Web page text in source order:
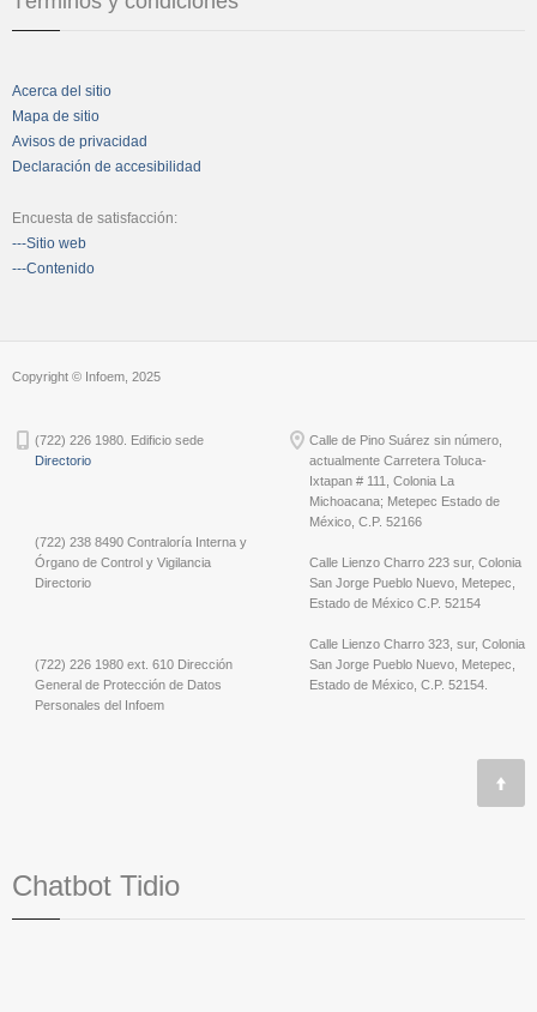
Acerca del sitio
Mapa de sitio
Avisos de privacidad
Declaración de accesibilidad
Encuesta de satisfacción:
---Sitio web
---Contenido
Copyright © Infoem, 2025
(722) 226 1980. Edificio sede
Directorio
(722) 238 8490 Contraloría Interna y
Órgano de Control y Vigilancia
Directorio
(722) 226 1980 ext. 610 Dirección
General de Protección de Datos
Personales del Infoem
Calle de Pino Suárez sin número,
actualmente Carretera Toluca-
Ixtapan # 111, Colonia La
Michoacana; Metepec Estado de
México, C.P. 52166
Calle Lienzo Charro 223 sur, Colonia
San Jorge Pueblo Nuevo, Metepec,
Estado de México C.P. 52154
Calle Lienzo Charro 323, sur, Colonia
San Jorge Pueblo Nuevo, Metepec,
Estado de México, C.P. 52154.
Chatbot Tidio